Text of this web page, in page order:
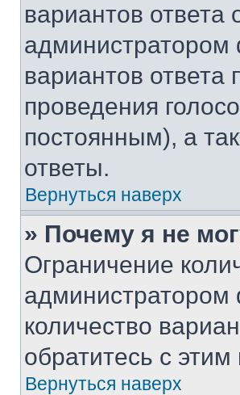
вариантов ответа
администратором
вариантов ответа
проведения
постоянным), а
ответы.
Вернуться наверх
» Почему я не
Ограничение
количество
обратитесь с
Вернуться наверх